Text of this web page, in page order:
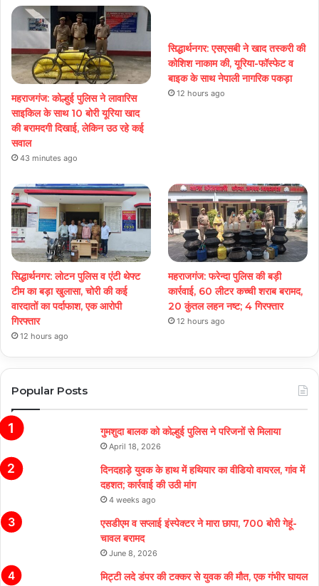
महराजगंज: कोल्हुई पुलिस ने लावारिस
साइकिल के साथ 10 बोरी यूरिया खाद
की बरामदगी दिखाई, लेकिन उठ रहे कई
सवाल
43 minutes ago
सिद्धार्थनगर: एसएसबी ने खाद तस्करी की
कोशिश नाकाम की, यूरिया-फॉस्फेट व
बाइक के साथ नेपाली नागरिक पकड़ा
12 hours ago
सिद्धार्थनगर: लोटन पुलिस व एंटी थेफ्ट
टीम का बड़ा खुलासा, चोरी की कई
वारदातों का पर्दाफाश, एक आरोपी
गिरफ्तार
12 hours ago
महराजगंज: फरेन्दा पुलिस की बड़ी
कार्रवाई, 60 लीटर कच्ची शराब बरामद,
20 कुंतल लहन नष्ट; 4 गिरफ्तार
12 hours ago
Popular Posts
गुमशुदा बालक को कोल्हुई पुलिस ने परिजनों से मिलाया
April 18, 2026
दिनदहाड़े युवक के हाथ में हथियार का वीडियो वायरल, गांव में
दहशत; कार्रवाई की उठी मांग
4 weeks ago
एसडीएम व सप्लाई इंस्पेक्टर ने मारा छापा, 700 बोरी गेहूं-
चावल बरामद
June 8, 2026
मिट्टी लदे डंपर की टक्कर से युवक की मौत, एक गंभीर घायल